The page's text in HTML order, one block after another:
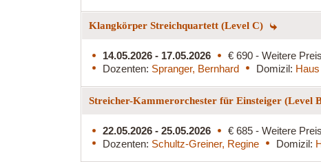
Klangkörper Streichquartett (Level C)
14.05.2026 - 17.05.2026
€ 690 - Weitere
Dozenten: Spranger, Bernhard Domizil:
Streicher-Kammerorchester für Einsteiger (Level
22.05.2026 - 25.05.2026
€ 685 - Weitere
Dozenten: Schultz-Greiner, Regine Domizil: